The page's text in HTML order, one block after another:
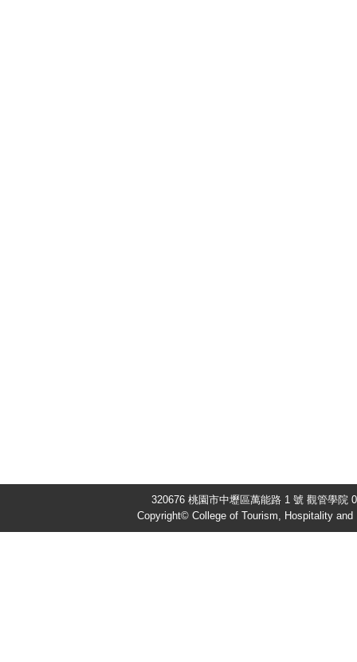
320676 桃園市中壢區萬能路 1 號 觀管學院
Copyright© College of Tourism, Hospitality